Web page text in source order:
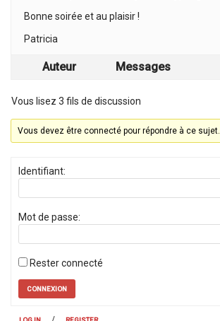
Bonne soirée et au plaisir !
Patricia
Auteur Messages
Vous lisez 3 fils de discussion
Vous devez être connecté pour répondre à ce sujet.
Identifiant:
Mot de passe:
Rester connecté
CONNEXION